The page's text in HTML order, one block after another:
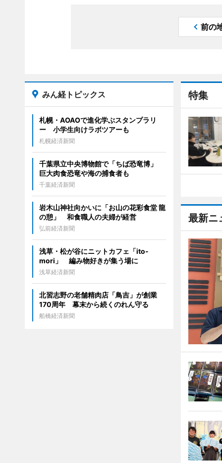
前の
特集
最新ニ
みん経トピックス
札幌・AOAOで進化学ぶスタンプラリ
ー 小学生向けラボツアーも
札幌経済新聞
千葉県立中央博物館で「ちば恐竜博」
巨大肉食恐竜や海の捕食者も
千葉経済新聞
岩木山神社向かいに「お山の花彩食堂 龍
の憩」 和食職人の夫婦が経営
弘前経済新聞
浅草・松が谷にニットカフェ「ito-
mori」 編み物好きが集う場に
浅草経済新聞
北習志野の老舗精肉店「鳥吉」が創業
170周年 幕末から続くのれん守る
船橋経済新聞